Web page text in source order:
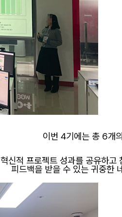
이번 4기에는 총 6개
혁신적 프로젝트 성과를 공유하고
피드백을 받을 수 있는 귀중한